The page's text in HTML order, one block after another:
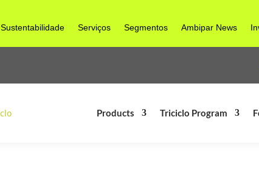
Sustentabilidade Serviços Segmentos Ambipar News
Products Triciclo Program